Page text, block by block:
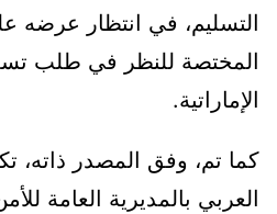
التسليم، في انتظار عرضه
المختصة للنظر في طلب
الإماراتية.
كما تم، وفق المصدر ذاته،
العربي بالمديرية العامة